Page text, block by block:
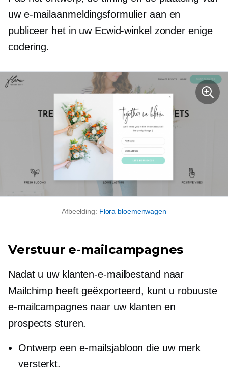
uw e-mailaanmeldingsformulier aan en
publiceer het in uw Ecwid-winkel zonder enige
codering.
Afbeelding: Flora bloemenwagen
Verstuur e-mailcampagnes
Nadat u uw klanten-e-mailbestand naar
Mailchimp heeft geëxporteerd, kunt u robuuste
e-mailcampagnes naar uw klanten en
prospects sturen.
Ontwerp een e-mailsjabloon die uw merk
versterkt.